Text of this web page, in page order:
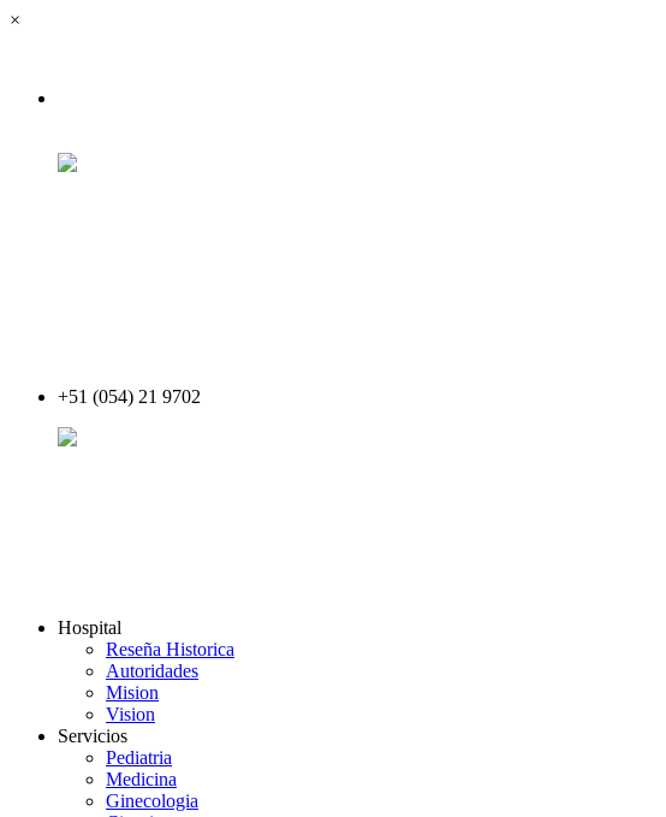
×
+51 (054) 21 9702
Hospital
Reseña Historica
Autoridades
Mision
Vision
Servicios
Pediatria
Medicina
Ginecologia